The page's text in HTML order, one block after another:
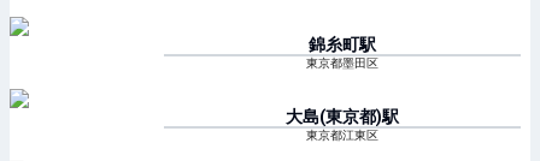
錦糸町駅
東京都墨田区
大島(東京都)駅
東京都江東区